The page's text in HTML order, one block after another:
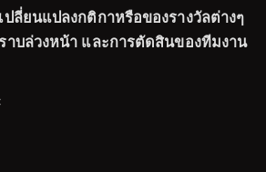
ลี่ยนแปลงกติกาหรือของรางวัลต่างๆ
าบล่วงหน้า และการตัดสินของทีมงาน